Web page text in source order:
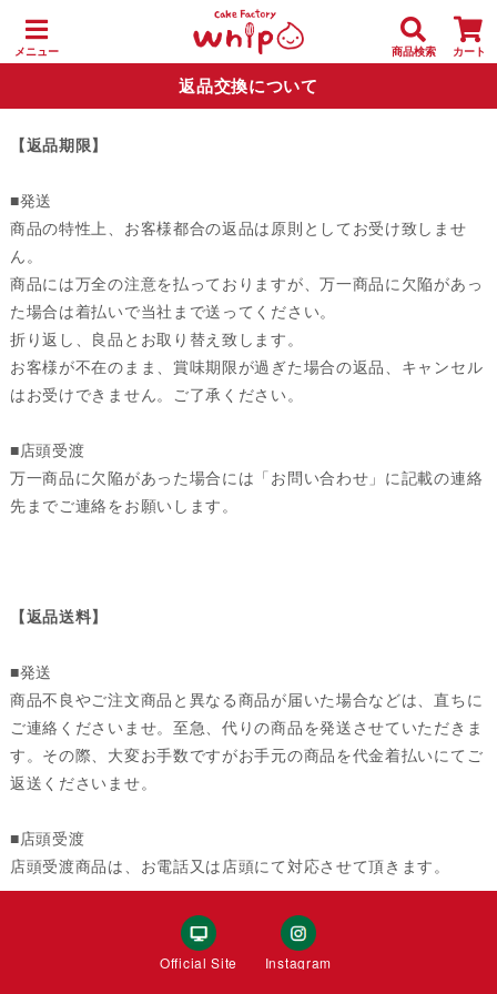
メニュー 商品検索 カート
返品交換について
【返品期限】
■発送
商品の特性上、お客様都合の返品は原則としてお受け致しませ
ん。
商品には万全の注意を払っておりますが、万一商品に欠陥があっ
た場合は着払いで当社まで送ってください。
折り返し、良品とお取り替え致します。
お客様が不在のまま、賞味期限が過ぎた場合の返品、キャンセル
はお受けできません。ご了承ください。
■店頭受渡
万一商品に欠陥があった場合には「お問い合わせ」に記載の連絡
先までご連絡をお願いします。
【返品送料】
■発送
商品不良やご注文商品と異なる商品が届いた場合などは、直ちに
ご連絡くださいませ。至急、代りの商品を発送させていただきま
す。その際、大変お手数ですがお手元の商品を代金着払いにてご
返送くださいませ。
■店頭受渡
店頭受渡商品は、お電話又は店頭にて対応させて頂きます。
Official Site Instagram